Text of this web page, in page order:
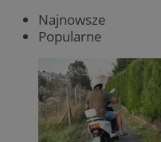
Najnowsze
Popularne